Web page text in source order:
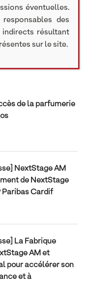
de la parfumerie
NextStage AM
de NextStage
Paribas Cardif
La Fabrique
AM et
pour accélérer son
et à
éventuelles.
des
résultant
sur le site.